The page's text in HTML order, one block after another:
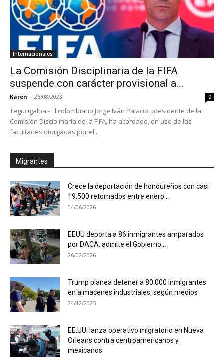
Internacionales
La Comisión Disciplinaria de la FIFA
suspende con carácter provisional a...
Karen - 26/08/2023 0
Tegucigalpa.- El colombiano Jorge Iván Palacio, presidente de la
Comisión Disciplinaria de la FIFA, ha acordado, en uso de las
facultades otorgadas por el...
Migrantes
Crece la deportación de hondureños con casi
19.500 retornados entre enero...
04/06/2026
EEUU deporta a 86 inmigrantes amparados
por DACA, admite el Gobierno...
26/02/2026
Trump planea detener a 80.000 inmigrantes
en almacenes industriales, según medios
24/12/2025
EE.UU. lanza operativo migratorio en Nueva
Orleans contra centroamericanos y
mexicanos